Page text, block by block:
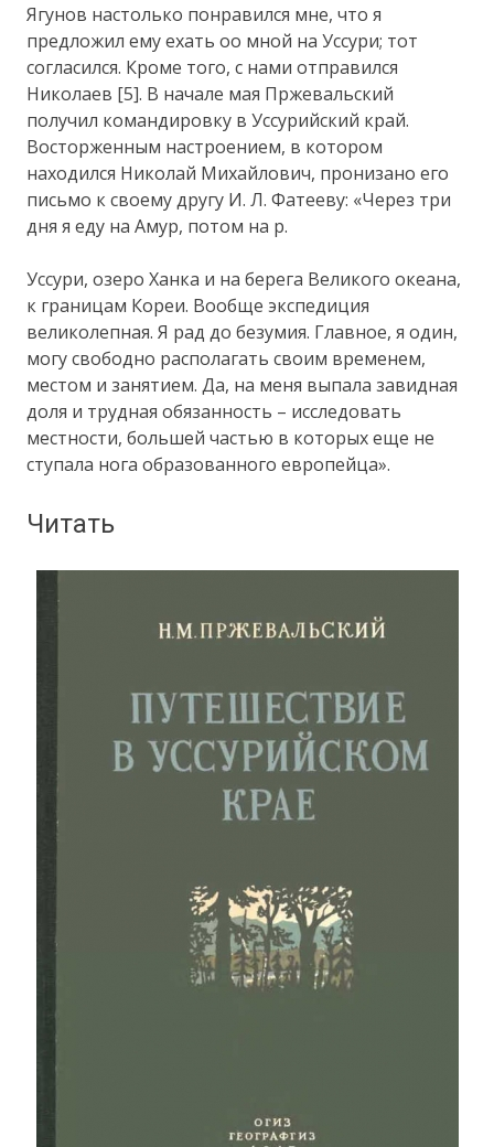
Ягунов настолько понравился мне, что я
предложил ему ехать оо мной на Уссури; тот
согласился. Кроме того, с нами отправился
Николаев [5]. В начале мая Пржевальский
получил командировку в Уссурийский край.
Восторженным настроением, в котором
находился Николай Михайлович, пронизано его
письмо к своему другу И. Л. Фатееву: «Через три
дня я еду на Амур, потом на р.
Уссури, озеро Ханка и на берега Великого океана,
к границам Кореи. Вообще экспедиция
великолепная. Я рад до безумия. Главное, я один,
могу свободно располагать своим временем,
местом и занятием. Да, на меня выпала завидная
доля и трудная обязанность – исследовать
местности, большей частью в которых еще не
ступала нога образованного европейца».
Читать